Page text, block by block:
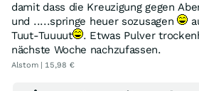
damit dass die Kreuzigung gegen
und .....springe heuer sozusagen
Tuut-Tuuuut
. Etwas Pulver
nächste Woche nachzufassen.
Alstom | 15,98 €